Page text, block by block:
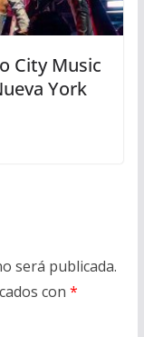
City Music
York
será publicada.
con *